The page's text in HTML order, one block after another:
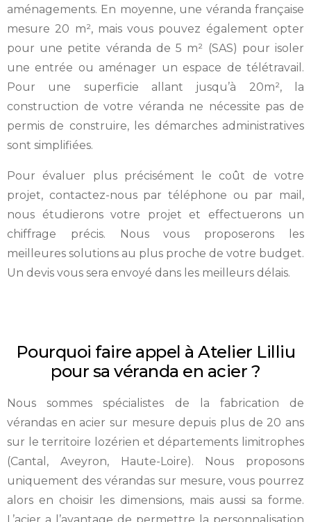
aménagements. En moyenne, une véranda française
mesure 20 m², mais vous pouvez également opter
pour une petite véranda de 5 m² (SAS) pour isoler
une entrée ou aménager un espace de télétravail.
Pour une superficie allant jusqu’à 20m², la
construction de votre véranda ne nécessite pas de
permis de construire, les démarches administratives
sont simplifiées.
Pour évaluer plus précisément le coût de votre
projet, contactez-nous par téléphone ou par mail,
nous étudierons votre projet et effectuerons un
chiffrage précis. Nous vous proposerons les
meilleures solutions au plus proche de votre budget.
Un devis vous sera envoyé dans les meilleurs délais.
Pourquoi faire appel à Atelier Lilliu
pour sa véranda en acier ?
Nous sommes spécialistes de la fabrication de
vérandas en acier sur mesure depuis plus de 20 ans
sur le territoire lozérien et départements limitrophes
(Cantal, Aveyron, Haute-Loire). Nous proposons
uniquement des vérandas sur mesure, vous pourrez
alors en choisir les dimensions, mais aussi sa forme.